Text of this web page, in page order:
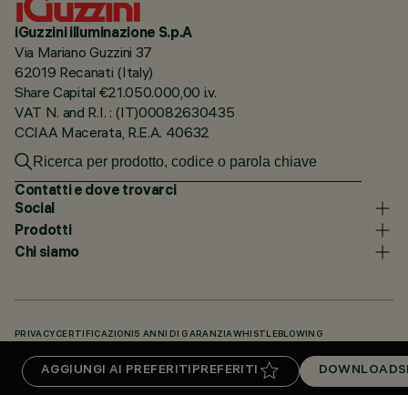
AGGIUNGI AI PREFERITI PREFERITI DOWNLOADS
iGuzzini illuminazione S.p.A
Via Mariano Guzzini 37
62019 Recanati (Italy)
Share Capital €21.050.000,00 i.v.
VAT N. and R.I. : (IT)00082630435
CCIAA Macerata, R.E.A. 40632
Contatti e dove trovarci
Social
Prodotti
Chi siamo
PRIVACY CERTIFICAZIONI 5 ANNI DI GARANZIAWHISTLEBLOWING
KNOWLEDGE BASE (LOGIN NECESSARIO)DOWNLOADS